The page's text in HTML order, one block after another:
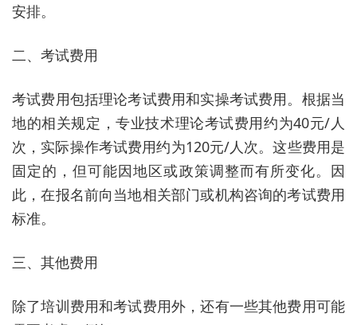
安排。
二、考试费用
考试费用包括理论考试费用和实操考试费用。根据当
地的相关规定，专业技术理论考试费用约为40元/人
次，实际操作考试费用约为120元/人次。这些费用是
固定的，但可能因地区或政策调整而有所变化。因
此，在报名前向当地相关部门或机构咨询的考试费用
标准。
三、其他费用
除了培训费用和考试费用外，还有一些其他费用可能